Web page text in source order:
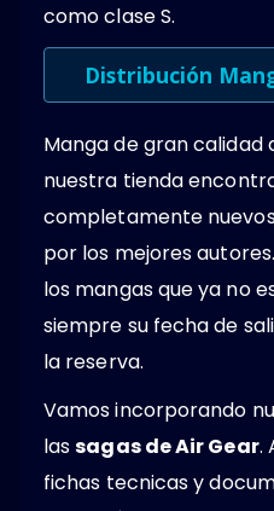
como clase S.
Distribución
Manga de gran calidad
nuestra tienda
completamente
por los mejores
los mangas que ya no
siempre su fecha de
la reserva.
Vamos incorporando
lassagas de Air Gear.
fichas tecnicas y